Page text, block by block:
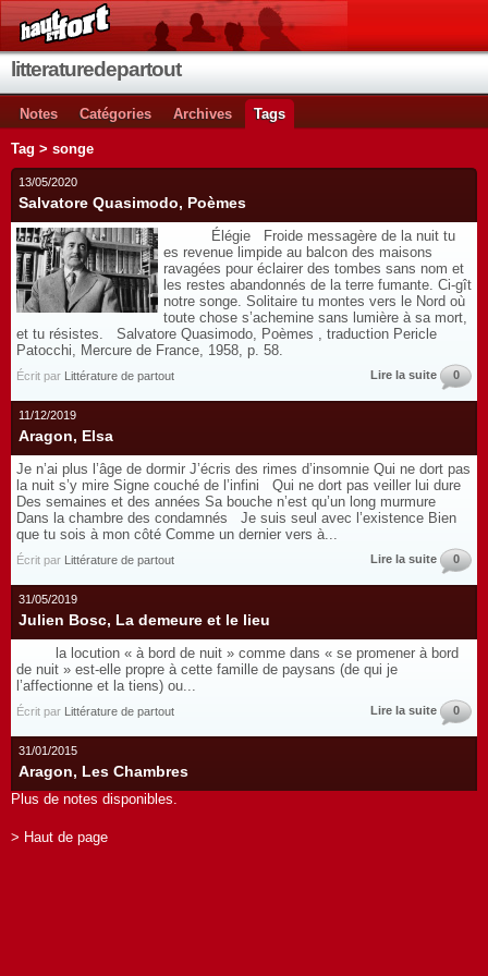
litteraturedepartout
Notes Catégories Archives Tags
Tag > songe
13/05/2020
Salvatore Quasimodo, Poèmes
Élégie Froide messagère de la nuit tu
es revenue limpide au balcon des maisons
ravagées pour éclairer des tombes sans nom et
les restes abandonnés de la terre fumante. Ci-gît
notre songe. Solitaire tu montes vers le Nord où
toute chose s’achemine sans lumière à sa mort,
et tu résistes. Salvatore Quasimodo, Poèmes , traduction Pericle
Patocchi, Mercure de France, 1958, p. 58.
Écrit par Littérature de partout Lire la suite 0
11/12/2019
Aragon, Elsa
Je n’ai plus l’âge de dormir J’écris des rimes d’insomnie Qui ne dort pas
la nuit s’y mire Signe couché de l’infini Qui ne dort pas veiller lui dure
Des semaines et des années Sa bouche n’est qu’un long murmure
Dans la chambre des condamnés Je suis seul avec l’existence Bien
que tu sois à mon côté Comme un dernier vers à...
Écrit par Littérature de partout Lire la suite 0
31/05/2019
Julien Bosc, La demeure et le lieu
la locution « à bord de nuit » comme dans « se promener à bord
de nuit » est-elle propre à cette famille de paysans (de qui je
l’affectionne et la tiens) ou...
Écrit par Littérature de partout Lire la suite 0
31/01/2015
Aragon, Les Chambres
Plus de notes disponibles.
> Haut de page